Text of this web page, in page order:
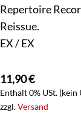
Repertoire
Reissue.
EX / EX
11,90€
Enthält 0% USt. (kein
zzgl.Versand